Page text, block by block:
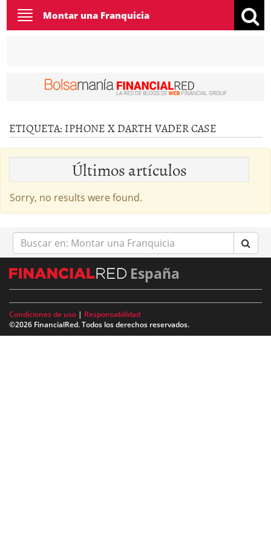
Toggle
navigation
Montar una Franquicia
ETIQUETA: IPHONE X DARTH VADER CASE
Últimos artículos
Sorry, no results were found.
Buscar
en:
España
Condiciones de uso | Responsabilidad
©2026 FinancialRed. Todos los derechos reservados.